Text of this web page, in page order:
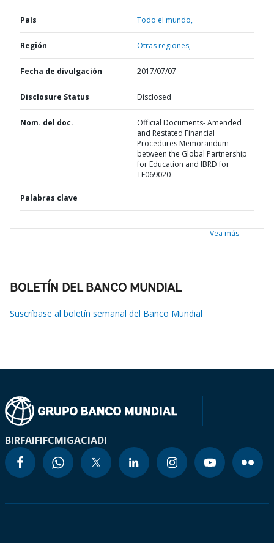
País Todo el mundo,
Región Otras regiones,
Fecha de divulgación 2017/07/07
Disclosure Status Disclosed
Nom. del doc.
Official Documents- Amended
and Restated Financial
Procedures Memorandum
between the Global Partnership
for Education and IBRD for
TF069020
Palabras clave
Vea más
BOLETÍN DEL BANCO MUNDIAL
Suscríbase al boletín semanal del Banco Mundial
BIRFAIFIFCMIGACIADI